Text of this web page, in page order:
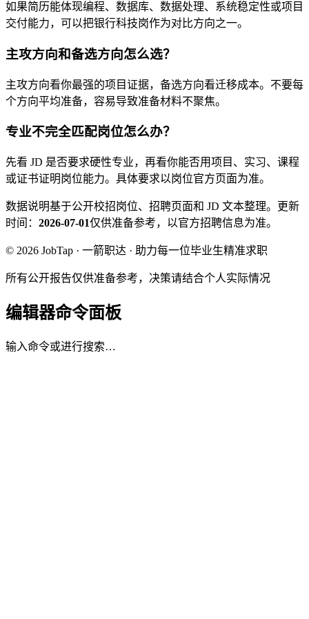
如果简历能体现编程、数据库、数据处理、系统稳定性或项目
交付能力，可以把银行科技岗作为对比方向之一。
主攻方向和备选方向怎么选？
主攻方向看你最强的项目证据，备选方向看迁移成本。不要每
个方向平均准备，容易导致准备材料不聚焦。
专业不完全匹配岗位怎么办？
先看 JD 是否要求硬性专业，再看你能否用项目、实习、课程
或证书证明岗位能力。具体要求以岗位官方页面为准。
数据说明基于公开校招岗位、招聘页面和 JD 文本整理。
更新
时间： 2026-07-01仅供准备参考，以官方招聘信息为准。
© 2026 JobTap · 一箭职达 · 助力每一位毕业生精准求职
所有公开报告仅供准备参考，决策请结合个人实际情况
编辑器命令面板
输入命令或进行搜索…